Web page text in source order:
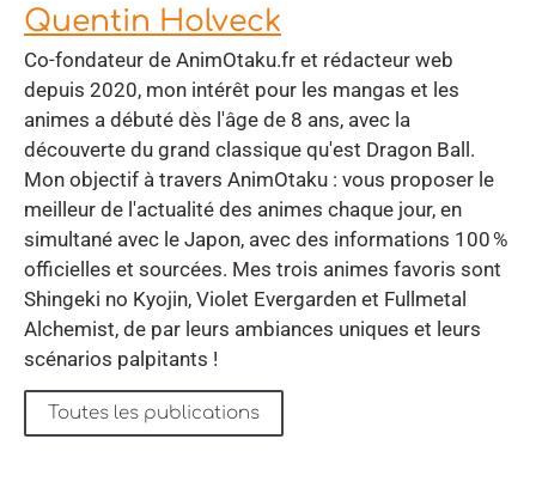
Quentin Holveck
Co-fondateur de AnimOtaku.fr et rédacteur web
depuis 2020, mon intérêt pour les mangas et les
animes a débuté dès l'âge de 8 ans, avec la
découverte du grand classique qu'est Dragon Ball.
Mon objectif à travers AnimOtaku : vous proposer le
meilleur de l'actualité des animes chaque jour, en
simultané avec le Japon, avec des informations 100 %
officielles et sourcées. Mes trois animes favoris sont
Shingeki no Kyojin, Violet Evergarden et Fullmetal
Alchemist, de par leurs ambiances uniques et leurs
scénarios palpitants !
Toutes les publications